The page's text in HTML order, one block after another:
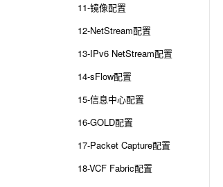
11-镜像配置
12-NetStream配置
13-IPv6 NetStream配置
14-sFlow配置
15-信息中心配置
16-GOLD配置
17-Packet Capture配置
18-VCF Fabric配置